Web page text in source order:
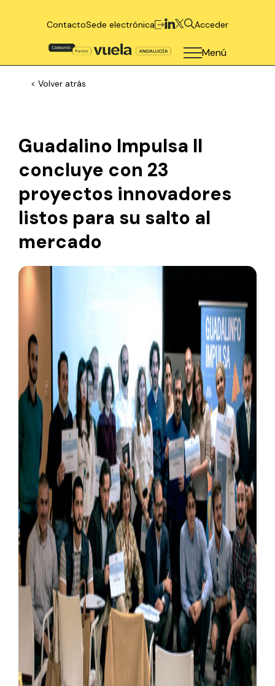
ContactoSede electrónica Acceder
Menú
< Volver atrás
Guadalino Impulsa II
concluye con 23
proyectos innovadores
listos para su salto al
mercado